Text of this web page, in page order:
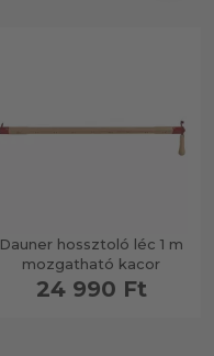
Dauner hossztoló léc 1 m
mozgatható kacor
24 990 Ft